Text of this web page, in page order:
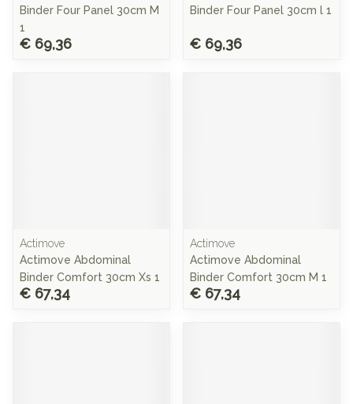
Binder Four Panel 30cm M
1
€ 69,36
Binder Four Panel 30cm l 1
€ 69,36
Actimove
Actimove Abdominal
Binder Comfort 30cm Xs 1
€ 67,34
Actimove
Actimove Abdominal
Binder Comfort 30cm M 1
€ 67,34